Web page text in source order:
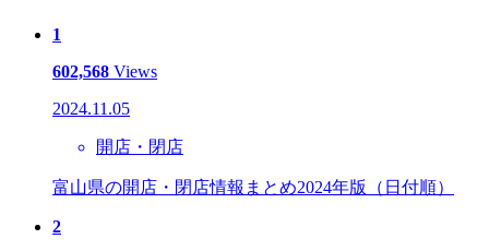
1
602,568 Views
2024.11.05
開店・閉店
富山県の開店・閉店情報まとめ2024年版（日付順）
2